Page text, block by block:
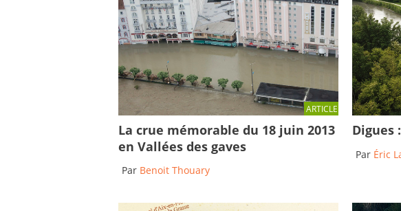
ARTICLE
La crue mémorable du 18 juin 2013
en Vallées des gaves
Par Benoit Thouary
Digues
Par Éric